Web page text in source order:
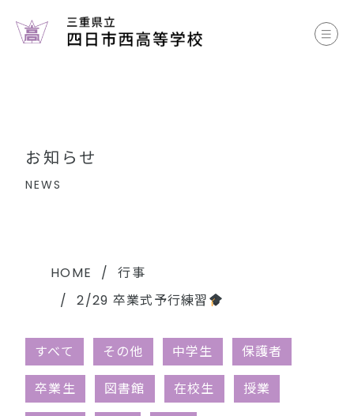
お知らせ
学校生活
中学生のみなさまへ
同窓会（外部リンク）
お知らせ
NEWS
HOME
行事
2/29 卒業式予行練習
すべて その他 中学生 保護者
卒業生 図書館 在校生 授業